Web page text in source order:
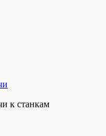
к станкам